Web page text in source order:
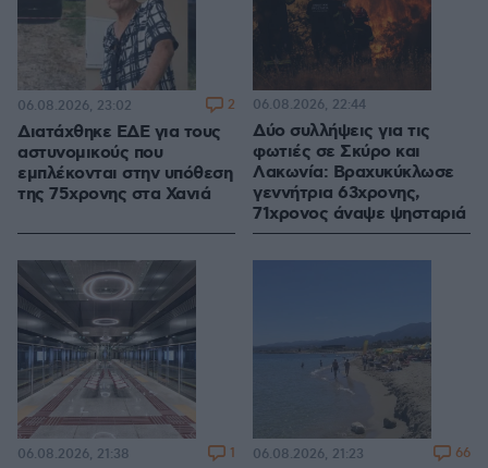
Διατάχθηκε ΕΔΕ για τους
αστυνομικούς που
εμπλέκονται στην υπόθεση
της 75χρονης στα Χανιά
06.08.2026, 23:02 2
Δύο συλλήψεις για τις
φωτιές σε Σκύρο και
Λακωνία: Βραχυκύκλωσε
γεννήτρια 63χρονης,
71χρονος άναψε ψησταριά
06.08.2026, 22:44
06.08.2026, 21:38 1 06.08.2026, 21:23 66